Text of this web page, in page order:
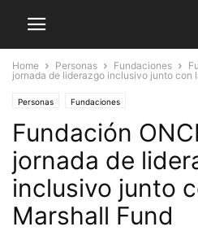
Home Personas Fundaciones
jornada de liderazgo inclusivo junto con
Personas Fundaciones
Fundación
jornada de
inclusivo junto
Marshall Fund